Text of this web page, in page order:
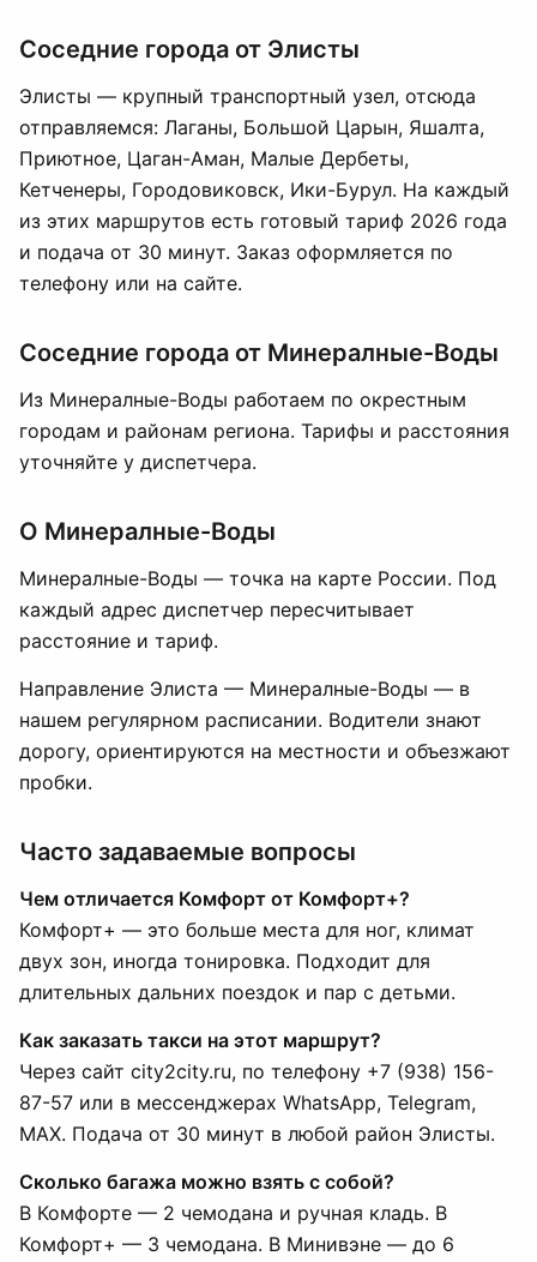
Соседние города от Элисты
Элисты — крупный транспортный узел, отсюда
отправляемся: Лаганы, Большой Царын, Яшалта,
Приютное, Цаган-Аман, Малые Дербеты,
Кетченеры, Городовиковск, Ики-Бурул. На каждый
из этих маршрутов есть готовый тариф 2026 года
и подача от 30 минут. Заказ оформляется по
телефону или на сайте.
Соседние города от Минералные-Воды
Из Минералные-Воды работаем по окрестным
городам и районам региона. Тарифы и расстояния
уточняйте у диспетчера.
О Минералные-Воды
Минералные-Воды — точка на карте России. Под
каждый адрес диспетчер пересчитывает
расстояние и тариф.
Направление Элиста — Минералные-Воды — в
нашем регулярном расписании. Водители знают
дорогу, ориентируются на местности и объезжают
пробки.
Часто задаваемые вопросы
Чем отличается Комфорт от Комфорт+?
Комфорт+ — это больше места для ног, климат
двух зон, иногда тонировка. Подходит для
длительных дальних поездок и пар с детьми.
Как заказать такси на этот маршрут?
Через сайт city2city.ru, по телефону +7 (938) 156-
87-57 или в мессенджерах WhatsApp, Telegram,
MAX. Подача от 30 минут в любой район Элисты.
Сколько багажа можно взять с собой?
В Комфорте — 2 чемодана и ручная кладь. В
Комфорт+ — 3 чемодана. В Минивэне — до 6